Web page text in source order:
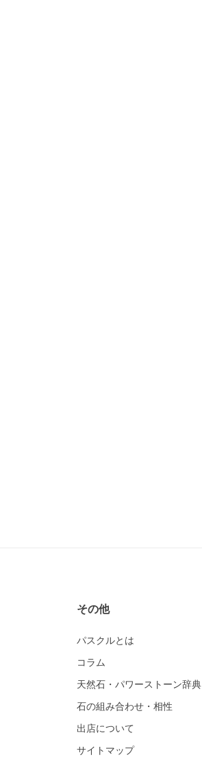
その他
パスクルとは
コラム
天然石・パワーストーン辞典
石の組み合わせ・相性
出店について
サイトマップ